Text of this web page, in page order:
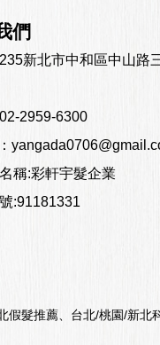
們
235新北市中和區中山路
02-2959-6300
稱:彩軒宇髮企業
:91181331
假髮推薦、台北/桃園/新北